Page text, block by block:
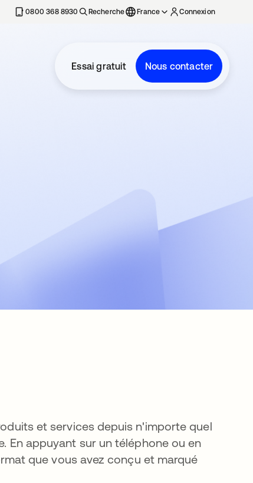
0800 368 8930 Recherche France Connexion
Essai gratuit Nous contacter
et services depuis n'importe quel
En appuyant sur un téléphone ou en
que vous avez conçu et marqué